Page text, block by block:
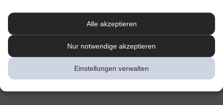
Alle akzeptieren
Nur notwendige akzeptieren
Einstellungen verwalten
besprechen.
Sonnenstich, Hitzeerschöpfung und
Hitzschlag: Was ist das eigentlich?
Grad oder einfach nur die drückende Hitze in der Stadt:
Hitzeerkrankungen können mitunter lebensbedrohlich sein.